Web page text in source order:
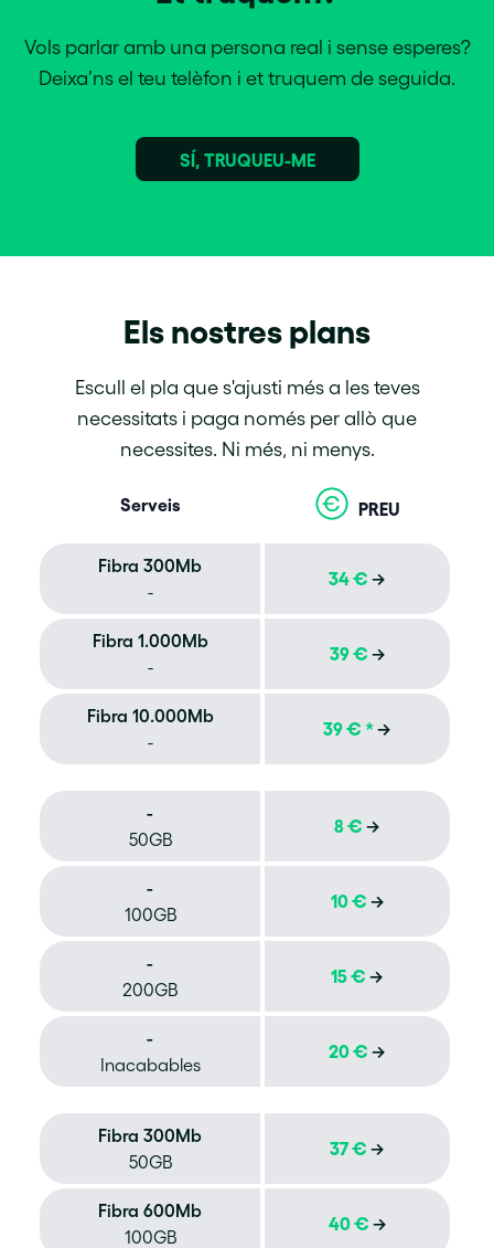
Vols parlar amb una persona real i sense esperes?
Deixa’ns el teu telèfon i et truquem de seguida.
SÍ, TRUQUEU-ME
Els nostres plans
Escull el pla que s'ajusti més a les teves
necessitats i paga només per allò que
necessites. Ni més, ni menys.
Serveis PREU
Fibra 300Mb
-
34 € →
Fibra 1.000Mb
-
39 € →
Fibra 10.000Mb
-
39 € *→
-
50GB
8 € →
-
100GB
10 € →
-
200GB
15 € →
-
Inacabables
20 € →
Fibra 300Mb
50GB
37 € →
Fibra 600Mb
100GB
40 € →